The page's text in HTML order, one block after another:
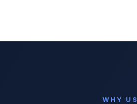
WHY US